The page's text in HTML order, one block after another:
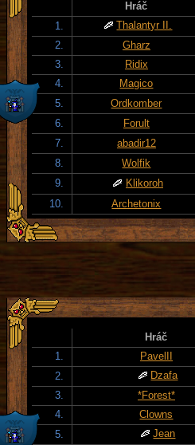
Hráč
1.
Thalantyr II.
2.
Gharz
3.
Ridix
4.
Magico
5.
Ordkomber
6.
Forult
7.
abadir12
8.
Wolfik
9.
Klikoroh
10.
Archetonix
Hráč
1.
PavelII
2.
Dzafa
3.
*Forest*
4.
Clowns
5.
Jean